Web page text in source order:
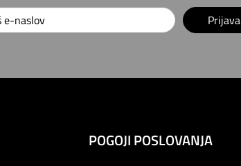
Prijava
POGOJI POSLOVANJA